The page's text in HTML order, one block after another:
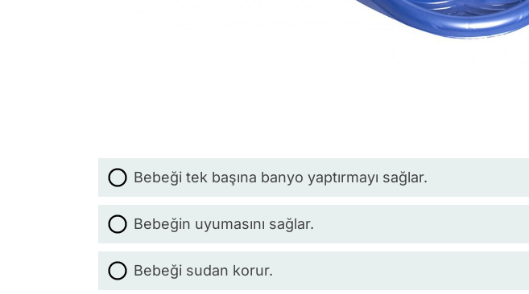
Bebeği tek başına banyo yaptırmayı sağlar.
Bebeğin uyumasını sağlar.
Bebeği sudan korur.